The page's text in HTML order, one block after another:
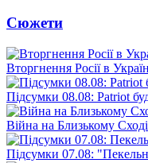
Сюжети
Вторгнення Росії в
Підсумки 08.08: Patriot
Війна на Близькому
Підсумки 07.08: